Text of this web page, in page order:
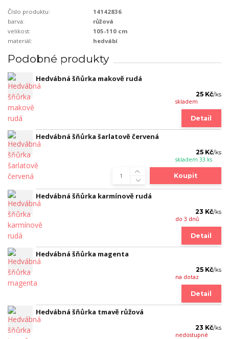
Číslo produktu:
14142836
barva:
růžová
velikost:
105-110 cm
materiál:
hedvábí
Podobné produkty
Hedvábná šňůrka makově rudá
25 Kč/ks
skladem
Detail
Hedvábná šňůrka šarlatově červená
25 Kč/ks
skladem 33 ks
Koupit
Hedvábná šňůrka karmínově rudá
23 Kč/ks
do 3 dnů
Detail
Hedvábná šňůrka magenta
25 Kč/ks
na dotaz
Detail
Hedvábná šňůrka tmavě růžová
23 Kč/ks
nedostupné